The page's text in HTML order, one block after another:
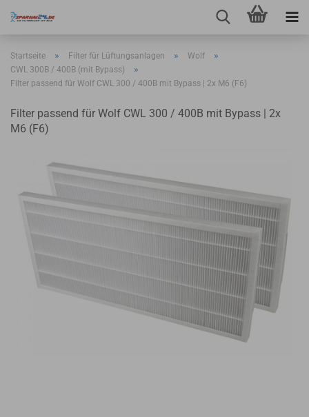
Startseite » Filter für Lüftungsanlagen » Wolf »
CWL 300B / 400B (mit Bypass) »
Filter passend für Wolf CWL 300 / 400B mit Bypass | 2x M6 (F6)
Filter passend für Wolf CWL 300 / 400B mit Bypass | 2x
M6 (F6)